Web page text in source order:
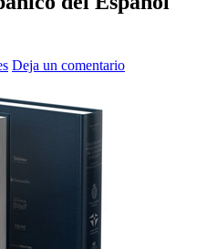
Deja un comentario